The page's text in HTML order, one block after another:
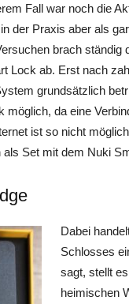
Fall war noch die
der Praxis aber als
brach ständig
Lock ab. Erst nach
grundsätzlich
möglich, da eine
ist so nicht
Set mit dem Nuki
Dabei
Schlosses
sagt, stellt
heimischen